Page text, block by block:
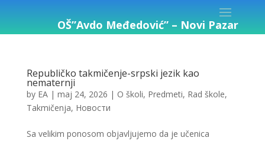
OŠ”Avdo Međedović” – Novi Pazar
Republičko takmičenje-srpski jezik kao
nematernji
by EA| maj 24, 2026 | O školi, Predmeti, Rad škole,
Takmičenja, Новости
Sa velikim ponosom objavljujemo da je učenica